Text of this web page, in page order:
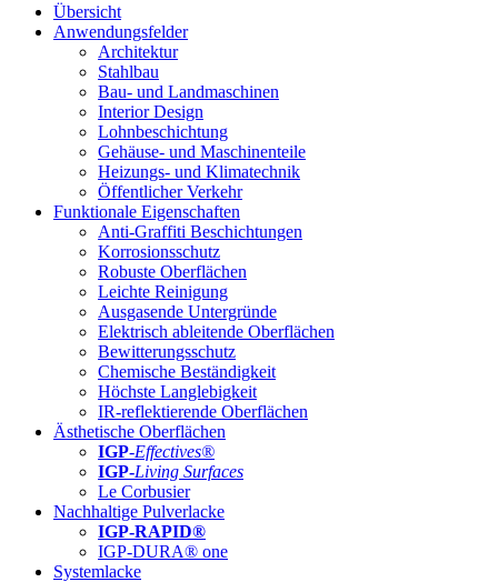
Übersicht
Anwendungsfelder
Architektur
Stahlbau
Bau- und Landmaschinen
Interior Design
Lohnbeschichtung
Gehäuse- und Maschinenteile
Heizungs- und Klimatechnik
Öffentlicher Verkehr
Funktionale Eigenschaften
Anti-Graffiti Beschichtungen
Korrosionsschutz
Robuste Oberflächen
Leichte Reinigung
Ausgasende Untergründe
Elektrisch ableitende Oberflächen
Bewitterungsschutz
Chemische Beständigkeit
Höchste Langlebigkeit
IR-reflektierende Oberflächen
Ästhetische Oberflächen
IGP-Effectives®
IGP-Living Surfaces
Le Corbusier
Nachhaltige Pulverlacke
IGP-RAPID®
IGP-DURA® one
Systemlacke